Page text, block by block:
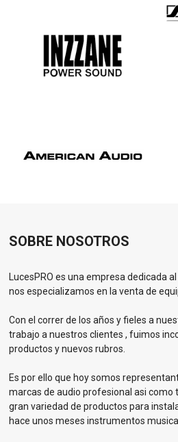
SOBRE NOSOTROS
LucesPRO es una empresa dedicada
nos especializamos en la venta de
Con el correr de los años y fieles a
trabajo a nuestros clientes , fuimos
productos y nuevos rubros.
Es por ello que hoy somos
marcas de audio profesional asi como
gran variedad de productos para
hace unos meses instrumentos